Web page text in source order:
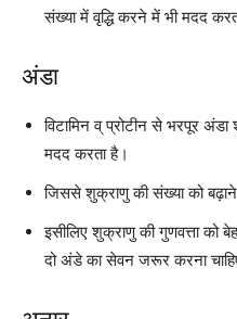
संख्या में वृद्धि करने में भी मदद
अंडा
विटामिन व् प्रोटीन से भरपूर
मदद करता है।
जिससे शुक्राणु की संख्या को
इसीलिए शुक्राणु की गुणवत्ता
दो अंडे का सेवन जरूर करना